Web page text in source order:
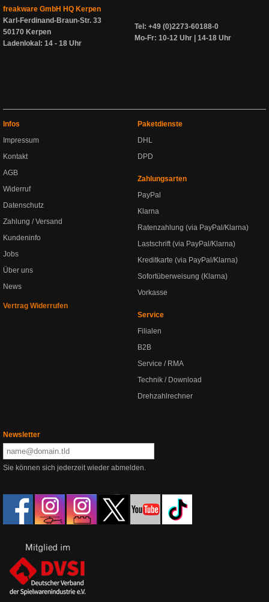
freakware GmbH HQ Kerpen
Karl-Ferdinand-Braun-Str. 33
50170 Kerpen
Ladenlokal: 14 - 18 Uhr
Tel: +49 (0)2273-60188-0
Mo-Fr: 10-12 Uhr | 14-18 Uhr
Infos
Impressum
Kontakt
AGB
Widerruf
Datenschutz
Zahlung / Versand
Kundeninfo
Jobs
Über uns
News
Vertrag Widerrufen
Paketdienste
DHL
DPD
Zahlungsarten
PayPal
Klarna
Ratenzahlung (via PayPal/Klarna)
Lastschrift (via PayPal/Klarna)
Kreditkarte (via PayPal/Klarna)
Sofortüberweisung (Klarna)
Vorkasse
Service
Filialen
B2B
Service / RMA
Technik / Download
Drehzahlrechner
Newsletter
Sie können sich jederzeit wieder abmelden.